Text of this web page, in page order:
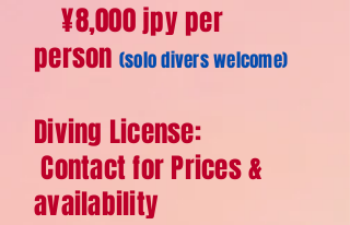
予約する前
¥8,000 jpy per
person (solo divers welcome)
Diving License:
Contact for Prices &
availability